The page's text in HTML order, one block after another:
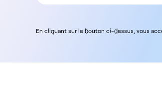
En cliquant sur le bouton ci-dessus, vous